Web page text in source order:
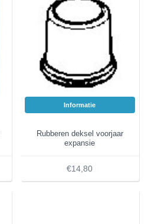
Informatie
Rubberen deksel voorjaar
expansie
€14,80